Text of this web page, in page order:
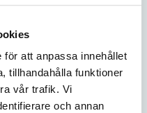
för att anpassa innehållet
tillhandahålla funktioner
vår trafik. Vi
och annan
med sömnen. Den
i sömnträning i
och nätter utan